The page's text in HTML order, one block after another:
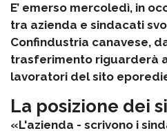
E’ emerso mercoledì, in
tra azienda e sindacati
Confindustria canavese,
trasferimento riguarderà
lavoratori del sito
La posizione dei
«L'azienda - scrivono i